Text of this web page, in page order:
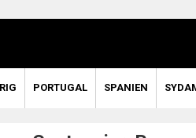
PORTUGAL SPANIEN